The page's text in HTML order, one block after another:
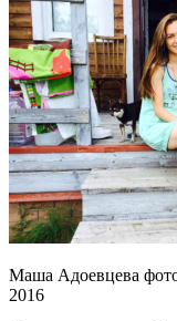
Маша Адоевцева
2016